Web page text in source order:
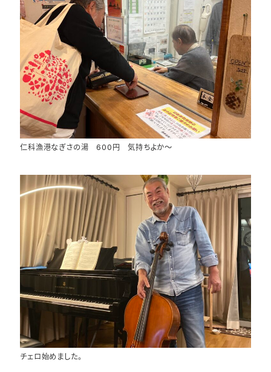
仁科漁港なぎさの湯 600円 気持ちよか～
チェロ始めました。